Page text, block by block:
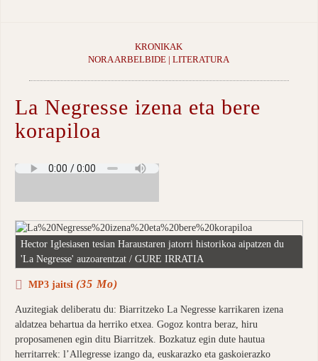
KRONIKAK
NORA ARBELBIDE | LITERATURA
La Negresse izena eta bere
korapiloa
Hector Iglesiasen tesian Haraustaren jatorri historikoa aipatzen du
'La Negresse' auzoarentzat / GURE IRRATIA
MP3 jaitsi (35 Mo)
Auzitegiak deliberatu du: Biarritzeko La Negresse karrikaren izena
aldatzea behartua da herriko etxea. Gogoz kontra beraz, hiru
proposamenen egin ditu Biarritzek. Bozkatuz egin dute hautua
herritarrek: l’Allegresse izango da, euskarazko eta gaskoierazko